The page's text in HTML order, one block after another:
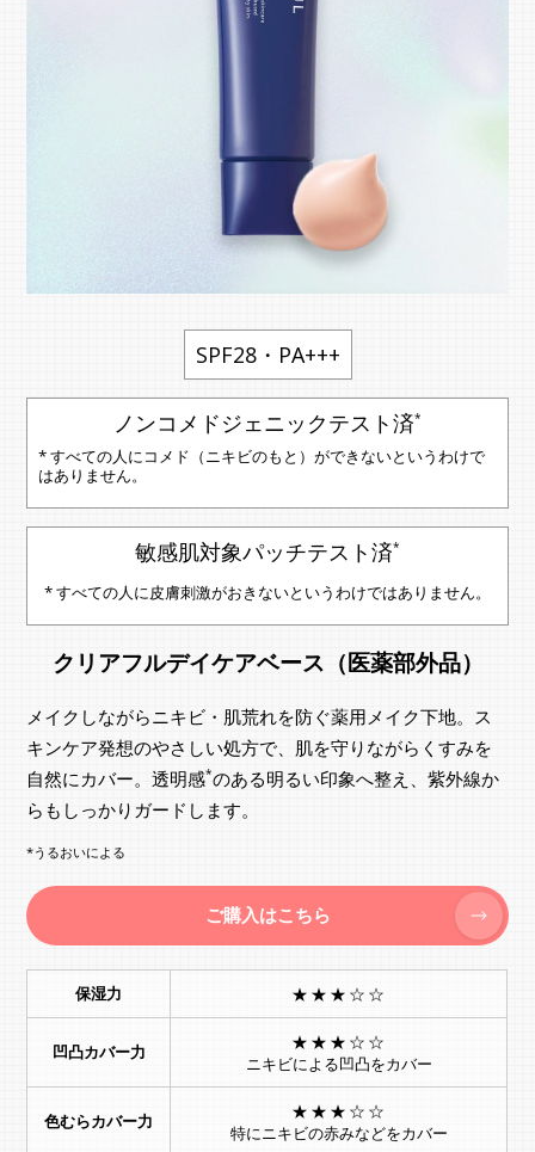
SPF28・PA+++
ノンコメドジェニックテスト済*
* すべての人にコメド（ニキビのもと）ができないというわけで
はありません。
敏感肌対象パッチテスト済*
* すべての人に皮膚刺激がおきないというわけではありません。
クリアフルデイケアベース（医薬部外品）
メイクしながらニキビ・肌荒れを防ぐ薬用メイク下地。ス
キンケア発想のやさしい処方で、肌を守りながらくすみを
自然にカバー。透明感*のある明るい印象へ整え、紫外線か
らもしっかりガードします。
*うるおいによる
ご購入はこちら
保湿力 ★★★☆☆
凹凸カバー力 ★★★☆☆
ニキビによる凹凸をカバー
色むらカバー力 ★★★☆☆
特にニキビの赤みなどをカバー